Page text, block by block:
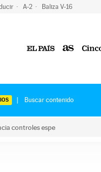
A-2 Baliza V-16
controles espe